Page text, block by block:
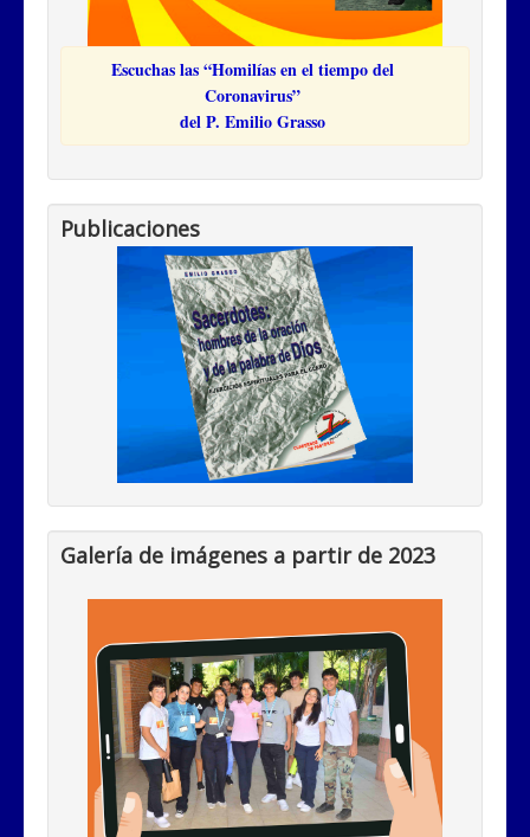
Escuchas las “Homilías en el tiempo del
Coronavirus”
del P. Emilio Grasso
Publicaciones
Galería de imágenes a partir de 2023